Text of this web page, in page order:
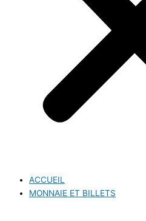
ACCUEIL
MONNAIE ET BILLETS